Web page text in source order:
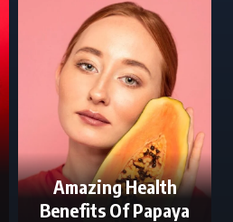
Amazing Health
Benefits Of Papaya